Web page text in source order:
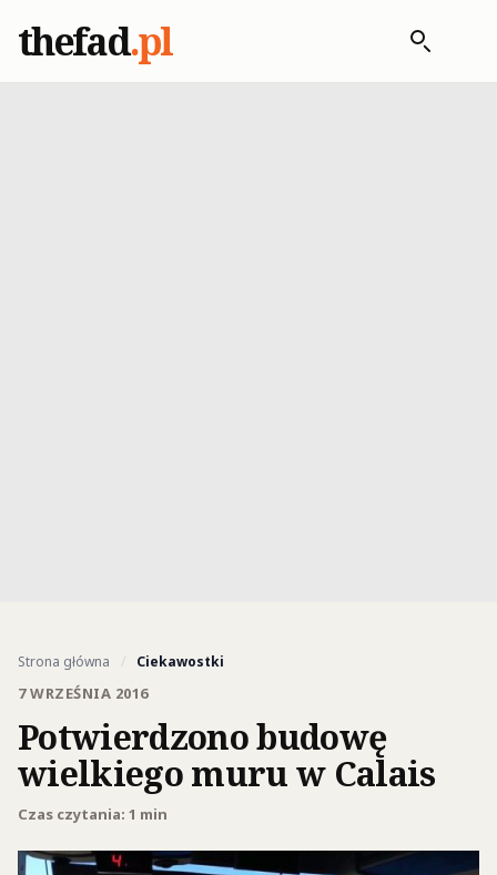
thefad.pl
Strona główna / Ciekawostki
7 WRZEŚNIA 2016
Potwierdzono budowę
wielkiego muru w Calais
Czas czytania: 1 min